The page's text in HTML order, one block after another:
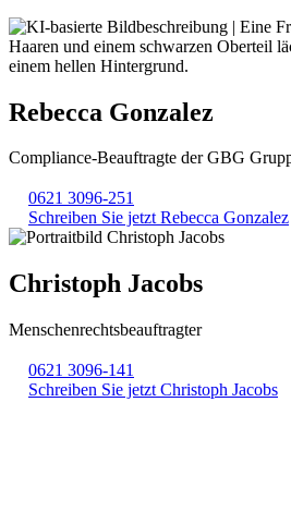
Rebecca Gonzalez
Compliance-Beauftragte der GBG
0621 3096-251
Schreiben Sie jetzt Rebecca Gonzalez
Christoph Jacobs
Menschenrechtsbeauftragter
0621 3096-141
Schreiben Sie jetzt Christoph Jacobs